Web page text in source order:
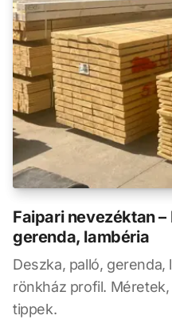
Faipari nevezéktan –
gerenda, lambéria
Deszka, palló, gerenda,
rönkház profil.
tippek.